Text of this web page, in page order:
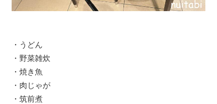
・うどん
・野菜雑炊
・焼き魚
・肉じゃが
・筑前煮